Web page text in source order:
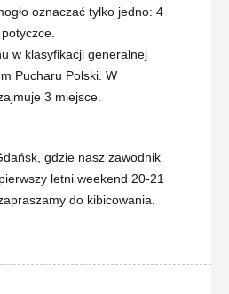
oznaczać tylko jedno: 4
w klasyfikacji generalnej
Pucharu Polski. W
3 miejsce.
gdzie nasz zawodnik
letni weekend 20-21
do kibicowania.